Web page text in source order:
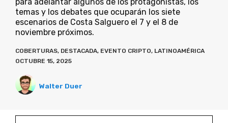
para adelantar algunos de los protagonistas, los
temas y los debates que ocuparán los siete
escenarios de Costa Salguero el 7 y el 8 de
noviembre próximos.
COBERTURAS, DESTACADA, EVENTO CRIPTO, LATINOAMÉRICA
OCTUBRE 15, 2025
Walter Duer